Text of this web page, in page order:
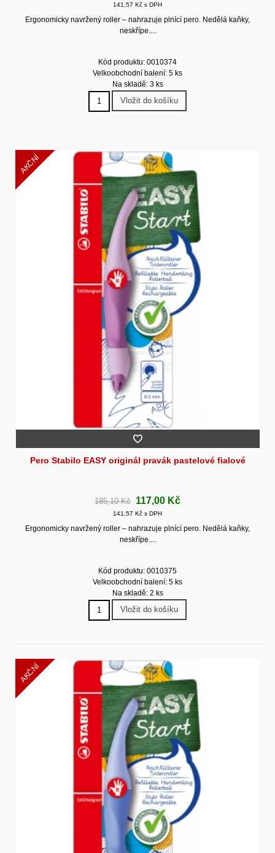
141,57 Kč s DPH
Ergonomicky navržený roller – nahrazuje plnící pero. Nedělá kaňky,
neskřípe....
Kód produktu: 0010374
Velkoobchodní balení: 5 ks
Na skladě: 3 ks
Vložit do košíku
AKČNÍ
Pero Stabilo EASY originál pravák pastelové fialové
185,10 Kč 117,00 Kč
141,57 Kč s DPH
Ergonomicky navržený roller – nahrazuje plnící pero. Nedělá kaňky,
neskřípe....
Kód produktu: 0010375
Velkoobchodní balení: 5 ks
Na skladě: 2 ks
Vložit do košíku
AKČNÍ